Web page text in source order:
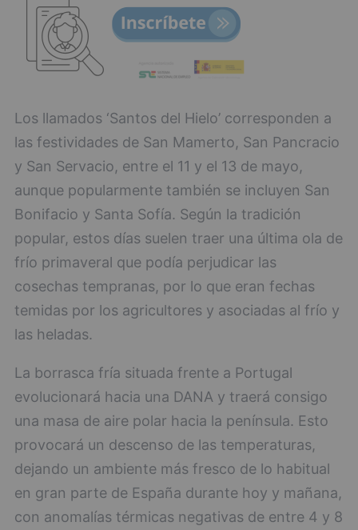
Los llamados ‘Santos del Hielo’ corresponden a
las festividades de San Mamerto, San Pancracio
y San Servacio, entre el 11 y el 13 de mayo,
aunque popularmente también se incluyen San
Bonifacio y Santa Sofía. Según la tradición
popular, estos días suelen traer una última ola de
frío primaveral que podía perjudicar las
cosechas tempranas, por lo que eran fechas
temidas por los agricultores y asociadas al frío y
las heladas.
La borrasca fría situada frente a Portugal
evolucionará hacia una DANA y traerá consigo
una masa de aire polar hacia la península. Esto
provocará un descenso de las temperaturas,
dejando un ambiente más fresco de lo habitual
en gran parte de España durante hoy y mañana,
con anomalías térmicas negativas de entre 4 y 8